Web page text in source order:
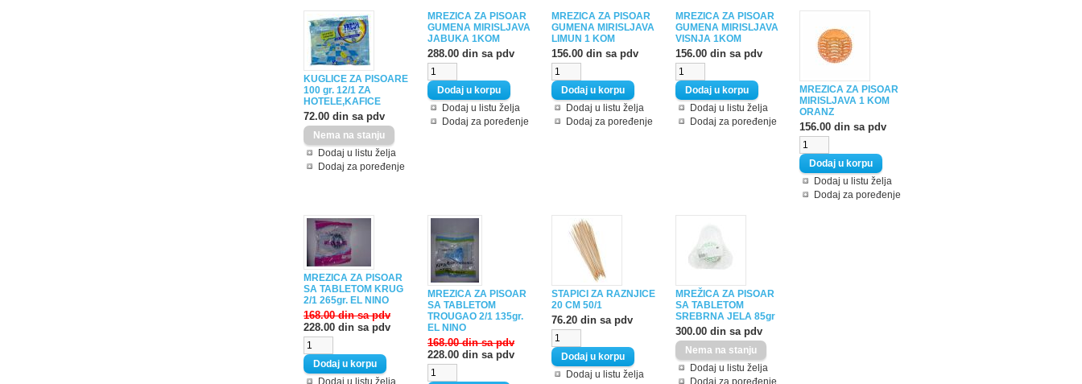
KUGLICE ZA PISOARE
100 gr. 12/1 ZA
HOTELE,KAFICE
72.00 din sa pdv
Dodaj u listu želja
Dodaj za poređenje
MREZICA ZA PISOAR
GUMENA MIRISLJAVA
JABUKA 1KOM
288.00 din sa pdv
Dodaj u listu želja
Dodaj za poređenje
MREZICA ZA PISOAR
GUMENA MIRISLJAVA
LIMUN 1 KOM
156.00 din sa pdv
Dodaj u listu želja
Dodaj za poređenje
MREZICA ZA PISOAR
GUMENA MIRISLJAVA
VISNJA 1KOM
156.00 din sa pdv
Dodaj u listu želja
Dodaj za poređenje
MREZICA ZA PISOAR
MIRISLJAVA 1 KOM
ORANZ
156.00 din sa pdv
Dodaj u listu želja
Dodaj za poređenje
MREZICA ZA PISOAR
SA TABLETOM KRUG
2/1 265gr. EL NINO
168.00 din sa pdv
228.00 din sa pdv
Dodaj u listu želja
MREZICA ZA PISOAR
SA TABLETOM
TROUGAO 2/1 135gr.
EL NINO
168.00 din sa pdv
228.00 din sa pdv
STAPICI ZA RAZNJICE
20 CM 50/1
76.20 din sa pdv
Dodaj u listu želja
MREŽICA ZA PISOAR
SA TABLETOM
SREBRNA JELA 85gr
300.00 din sa pdv
Dodaj u listu želja
Dodaj za poređenje